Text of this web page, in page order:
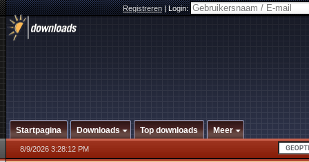
Registreren|Login:
Startpagina Downloads Top downloads Meer
8/9/2026 3:28:12 PM